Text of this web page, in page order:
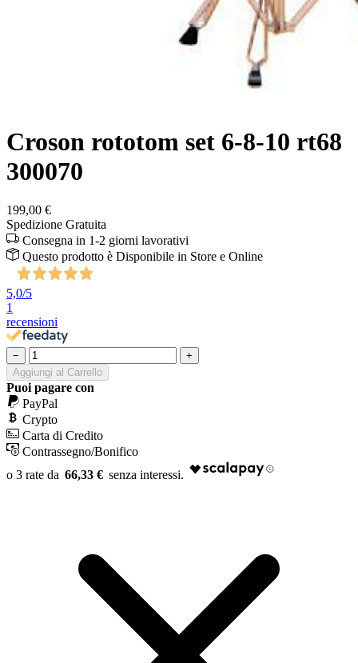
Croson rototom set 6-8-10 rt68
300070
199,00 €
Spedizione Gratuita
Consegna in 1-2 giorni lavorativi
Questo prodotto è Disponibile in Store e Online
5,0/5
1
recensioni
−
+
Aggiungi al Carrello
Puoi pagare con
PayPal
Crypto
Carta di Credito
Contrassegno/Bonifico
66,33 €